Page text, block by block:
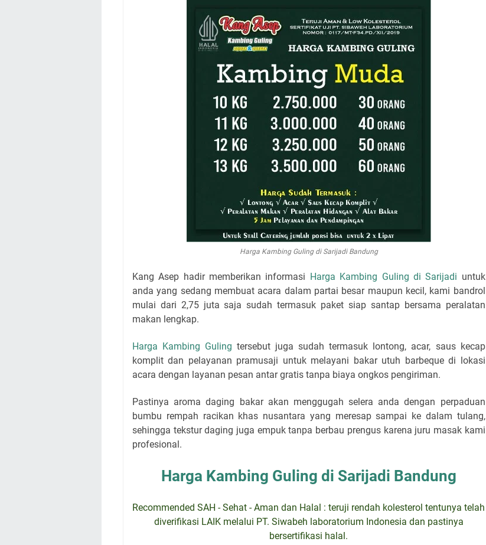
Harga Kambing Guling di Sarijadi Bandung
Kang Asep hadir memberikan informasi Harga Kambing Guling di Sarijadi untuk
anda yang sedang membuat acara dalam partai besar maupun kecil, kami bandrol
mulai dari 2,75 juta saja sudah termasuk paket siap santap bersama peralatan
makan lengkap.
Harga Kambing Guling tersebut juga sudah termasuk lontong, acar, saus kecap
komplit dan pelayanan pramusaji untuk melayani bakar utuh barbeque di lokasi
acara dengan layanan pesan antar gratis tanpa biaya ongkos pengiriman.
Pastinya aroma daging bakar akan menggugah selera anda dengan perpaduan
bumbu rempah racikan khas nusantara yang meresap sampai ke dalam tulang,
sehingga tekstur daging juga empuk tanpa berbau prengus karena juru masak kami
profesional.
Harga Kambing Guling di Sarijadi Bandung
Recommended SAH - Sehat - Aman dan Halal : teruji rendah kolesterol tentunya telah
diverifikasi LAIK melalui PT. Siwabeh laboratorium Indonesia dan pastinya
bersertifikasi halal.